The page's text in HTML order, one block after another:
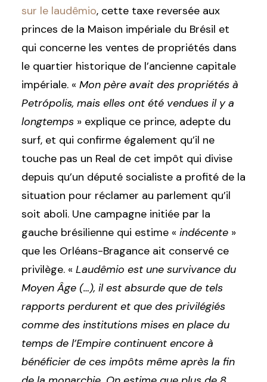
sur le laudêmio, cette taxe reversée aux
princes de la Maison impériale du Brésil et
qui concerne les ventes de propriétés dans
le quartier historique de l’ancienne capitale
impériale. « Mon père avait des propriétés à
Petrópolis, mais elles ont été vendues il y a
longtemps » explique ce prince, adepte du
surf, et qui confirme également qu’il ne
touche pas un Real de cet impôt qui divise
depuis qu’un député socialiste a profité de la
situation pour réclamer au parlement qu’il
soit aboli. Une campagne initiée par la
gauche brésilienne qui estime « indécente »
que les Orléans-Bragance ait conservé ce
privilège. « Laudêmio est une survivance du
Moyen Âge (…), il est absurde que de tels
rapports perdurent et que des privilégiés
comme des institutions mises en place du
temps de l’Empire continuent encore à
bénéficier de ces impôts même après la fin